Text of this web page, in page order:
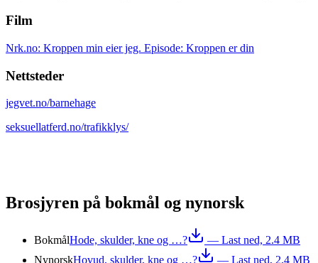
Film
Nrk.no: Kroppen min eier jeg. Episode: Kroppen er din
Nettsteder
jegvet.no/barnehage
seksuellatferd.no/trafikklys/
Brosjyren på bokmål og nynorsk
BokmålHode, skulder, kne og …? — Last ned, 2.4 MB
NynorskHovud, skulder, kne og …? — Last ned, 2.4 MB